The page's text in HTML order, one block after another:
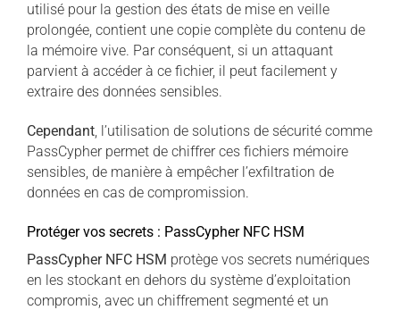
utilisé pour la gestion des états de mise en veille
prolongée, contient une copie complète du contenu de
la mémoire vive. Par conséquent, si un attaquant
parvient à accéder à ce fichier, il peut facilement y
extraire des données sensibles.
Cependant, l’utilisation de solutions de sécurité comme
PassCypher permet de chiffrer ces fichiers mémoire
sensibles, de manière à empêcher l’exfiltration de
données en cas de compromission.
Protéger vos secrets : PassCypher NFC HSM
PassCypher NFC HSM protège vos secrets numériques
en les stockant en dehors du système d’exploitation
compromis, avec un chiffrement segmenté et un